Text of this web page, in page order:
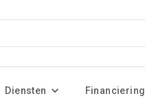
Diensten Financiering